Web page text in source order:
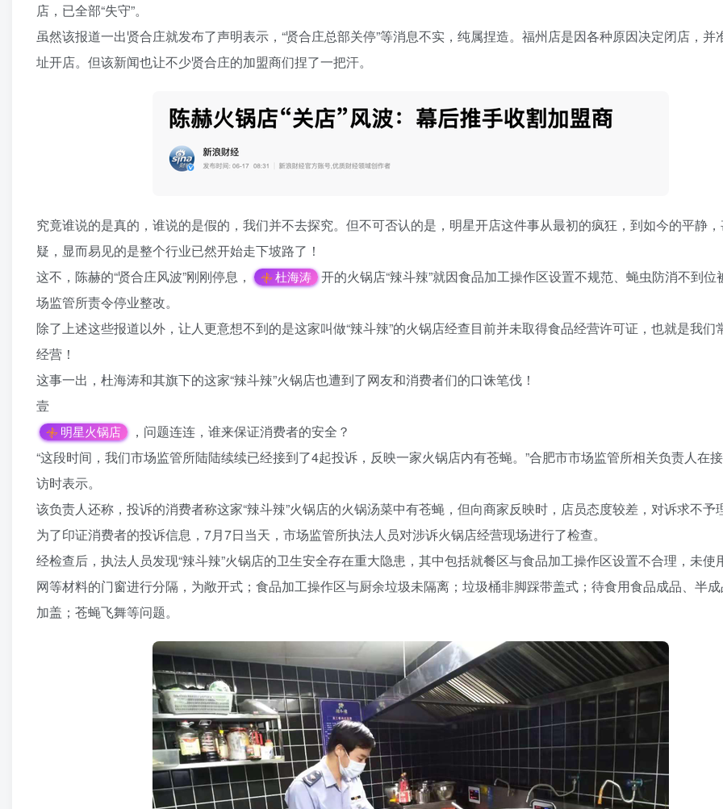
店，已全部“失守”。
虽然该报道一出贤合庄就发布了声明表示，“贤合庄总部关停”等消息不实，纯属捏造。福州店是因各种原因决定闭店，并
址开店。但该新闻也让不少贤合庄的加盟商们捏了一把汗。
究竟谁说的是真的，谁说的是假的，我们并不去探究。但不可否认的是，明星开店这件事从最初的疯狂，到如今的平静
疑，显而易见的是整个行业已然开始走下坡路了！
这不，陈赫的“贤合庄风波”刚刚停息，
杜海涛 开的火锅店“辣斗辣”就因食品加工操作区设置不规范、蝇虫防消不到位
场监管所责令停业整改。
除了上述这些报道以外，让人更意想不到的是这家叫做“辣斗辣”的火锅店经查目前并未取得食品经营许可证，也就是我们
经营！
这事一出，杜海涛和其旗下的这家“辣斗辣”火锅店也遭到了网友和消费者们的口诛笔伐！
壹
明星火锅店
，问题连连，谁来保证消费者的安全？
“这段时间，我们市场监管所陆陆续续已经接到了4起投诉，反映一家火锅店内有苍蝇。”合肥市市场监管所相关负责人在
访时表示。
该负责人还称，投诉的消费者称这家“辣斗辣”火锅店的火锅汤菜中有苍蝇，但向商家反映时，店员态度较差，对诉求不予
为了印证消费者的投诉信息，7月7日当天，市场监管所执法人员对涉诉火锅店经营现场进行了检查。
经检查后，执法人员发现“辣斗辣”火锅店的卫生安全存在重大隐患，其中包括就餐区与食品加工操作区设置不合理，未使
网等材料的门窗进行分隔，为敞开式；食品加工操作区与厨余垃圾未隔离；垃圾桶非脚踩带盖式；待食用食品成品、半
加盖；苍蝇飞舞等问题。